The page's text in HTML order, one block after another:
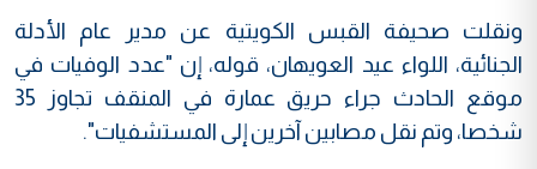
ونقلت صحيفة القبس الكويتية عن مدير عام الأدلة
الجنائية، اللواء عيد العويهان، قوله، إن "عدد الوفيات في
موقع الحادث جراء حريق عمارة في المنقف تجاوز 35
شخصا، وتم نقل مصابين آخرين إلى المستشفيات".